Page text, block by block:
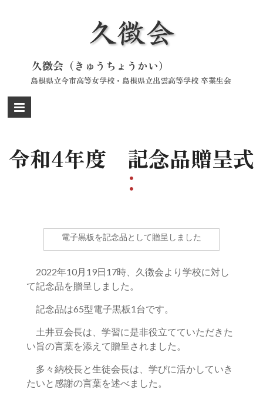
久徴会（きゅうちょうかい）
島根県立今市高等女学校・島根県立出雲高等学校 卒業生会
令和4年度 記念品贈呈式
電子黒板を記念品として贈呈しました
2022年10月19日17時、久徴会より学校に対し
て記念品を贈呈しました。
記念品は65型電子黒板1台です。
土井豆会長は、学習に是非役立てていただきた
い旨の言葉を添えて贈呈されました。
多々納校長と生徒会長は、学びに活かしていき
たいと感謝の言葉を述べました。